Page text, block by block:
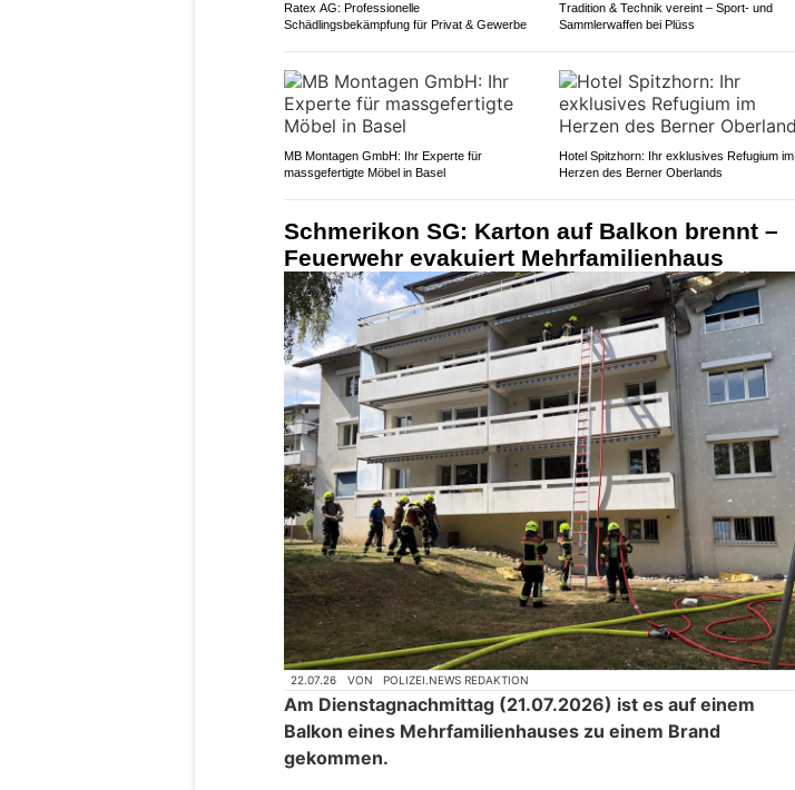
Ratex AG: Professionelle
Schädlingsbekämpfung für Privat & Gewerbe
Tradition & Technik vereint – Sport- und
Sammlerwaffen bei Plüss
MB Montagen GmbH: Ihr Experte für
massgefertigte Möbel in Basel
Hotel Spitzhorn: Ihr exklusives Refugium im
Herzen des Berner Oberlands
Schmerikon SG: Karton auf Balkon brennt –
Feuerwehr evakuiert Mehrfamilienhaus
22.07.26 VON POLIZEI.NEWS REDAKTION
Am Dienstagnachmittag (21.07.2026) ist es auf einem
Balkon eines Mehrfamilienhauses zu einem Brand
gekommen.